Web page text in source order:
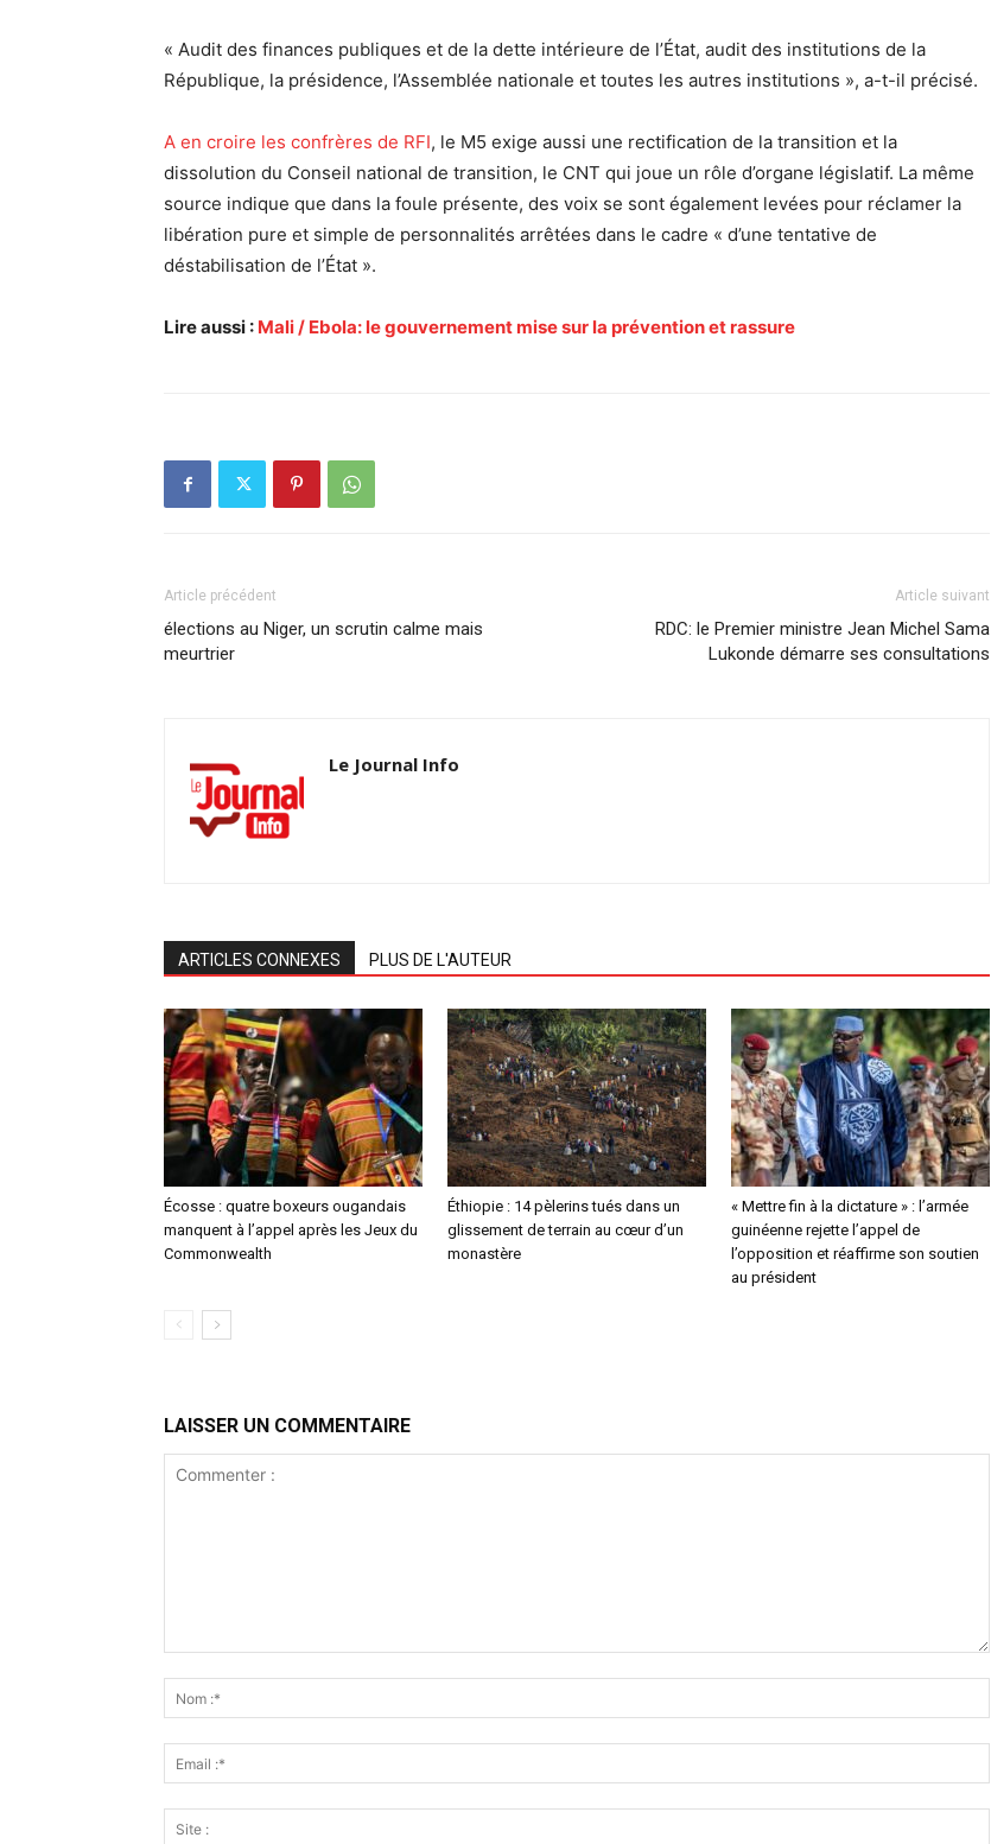
« Audit des finances publiques et de la dette intérieure de l’État, audit des institutions de la
République, la présidence, l’Assemblée nationale et toutes les autres institutions », a-t-il précisé.
A en croire les confrères de RFI, le M5 exige aussi une rectification de la transition et la
dissolution du Conseil national de transition, le CNT qui joue un rôle d’organe législatif. La même
source indique que dans la foule présente, des voix se sont également levées pour réclamer la
libération pure et simple de personnalités arrêtées dans le cadre « d’une tentative de
déstabilisation de l’État ».
Lire aussi : Mali / Ebola: le gouvernement mise sur la prévention et rassure
Article précédent
élections au Niger, un scrutin calme mais
meurtrier
Article suivant
RDC: le Premier ministre Jean Michel Sama
Lukonde démarre ses consultations
Le Journal Info
ARTICLES CONNEXES PLUS DE L'AUTEUR
Écosse : quatre boxeurs ougandais
manquent à l’appel après les Jeux du
Commonwealth
Éthiopie : 14 pèlerins tués dans un
glissement de terrain au cœur d’un
monastère
« Mettre fin à la dictature » : l’armée
guinéenne rejette l’appel de
l’opposition et réaffirme son soutien
au président
LAISSER UN COMMENTAIRE